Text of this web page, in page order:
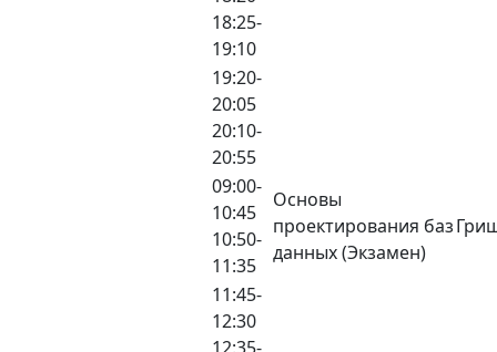
18:25-
19:10
19:20-
20:05
20:10-
20:55
09:00-
10:45
10:50-
11:35
Основы
проектирования баз
данных (Экзамен)
11:45-
12:30